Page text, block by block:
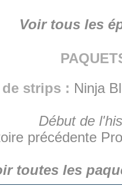
Voir tous les
strips : Ninja
Début de
précédente
toutes les